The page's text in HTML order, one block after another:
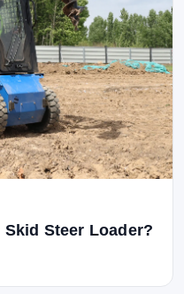
Skid Steer Loader?